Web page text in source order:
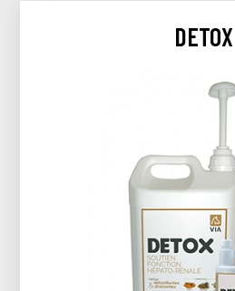
DETOX